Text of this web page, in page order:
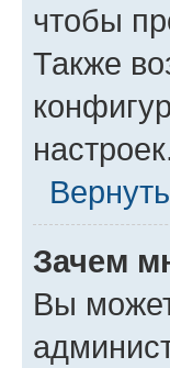
чтобы
Также
Зачем
Вы